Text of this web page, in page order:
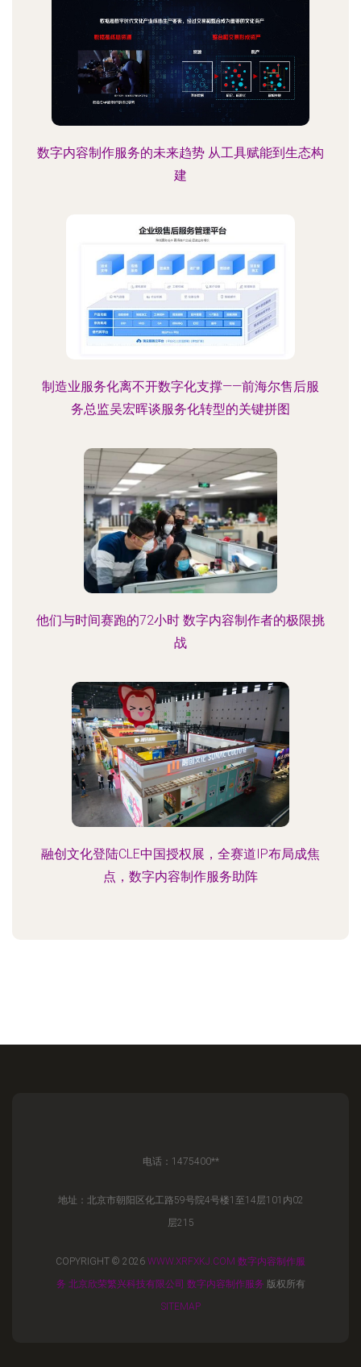
数字内容制作服务的未来趋势 从工具赋能到生态构
建
制造业服务化离不开数字化支撑——前海尔售后服
务总监吴宏晖谈服务化转型的关键拼图
他们与时间赛跑的72小时 数字内容制作者的极限挑
战
融创文化登陆CLE中国授权展，全赛道IP布局成焦
点，数字内容制作服务助阵
电话：1475400**
地址：北京市朝阳区化工路59号院4号楼1至14层101内02
层215
COPYRIGHT © 2026 WWW.XRFXKJ.COM 数字内容制作服
务 北京欣荣繁兴科技有限公司 数字内容制作服务 版权所有
SITEMAP